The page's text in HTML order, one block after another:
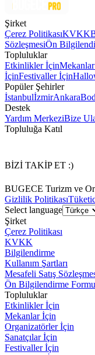
Şirket
Çerez PolitikasıKVKK
SözleşmesiÖn
Topluluklar
Etkinlikler İçin
İçinFestivaller İçin
Popüler Şehirler
İstanbulİzmirAnkara
Destek
Yardım MerkeziBize
Topluluğa Katıl
BİZİ TAKİP ET :)
BUGECE Turizm ve
Gizlilik Politikası
Select language
Şirket
Çerez Politikası
KVKK
Bilgilendirme
Kullanım Şartları
Mesafeli Satış
Ön Bilgilendirme Formu
Topluluklar
Etkinlikler İçin
Mekanlar İçin
Organizatörler İçin
Sanatçılar İçin
Festivaller İçin